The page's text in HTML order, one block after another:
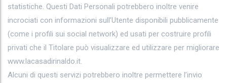
statistiche. Questi Dati Personali potrebbero inoltre venire
incrociati con informazioni sull’Utente disponibili pubblicamente
(come i profili sui social network) ed usati per costruire profili
privati che il Titolare può visualizzare ed utilizzare per migliorare
www.lacasadirinaldo.it.
Alcuni di questi servizi potrebbero inoltre permettere l’invio